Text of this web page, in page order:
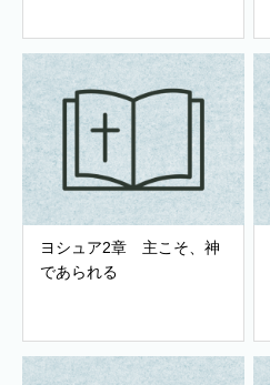
ヨシュア2章 主こそ、神
であられる